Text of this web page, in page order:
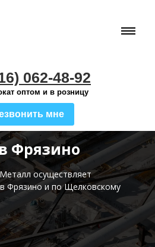
062-48-92
оптом и в розницу
мне
Фрязино
осуществляет
Фрязино и по Щелковскому